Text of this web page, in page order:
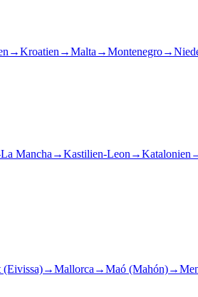
→Kroatien →Malta →Montenegro→
Mancha →Kastilien-Leon →Katalonien
(Eivissa)→Mallorca →Maó (Mahón)→